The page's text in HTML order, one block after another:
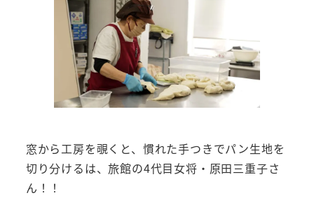
窓から工房を覗くと、慣れた手つきでパン生地を
切り分けるは、旅館の4代目女将・原田三重子さ
ん！！